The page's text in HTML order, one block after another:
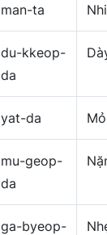
man-ta
du-kkeop-
da
yat-da
mu-geop-
da
ga-byeop-